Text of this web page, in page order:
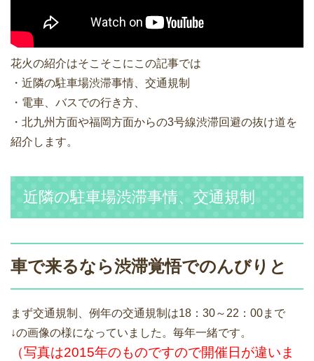
花火の紹介はそこそこにこの記事では
・近隣の駐車場渋滞事情、交通規制
・電車、バスでの行き方、
・北九州方面や福岡方面からの3号線渋滞回避の抜け道を
紹介します。
近隣の駐車場渋滞事情、交通規制
車で来るなら渋滞覚悟でのんびりと
まず交通規制、例年の交通規制は18：30～22：00まで
↓の画像の様になっていました。毎年一緒です。
（写真は2015年のものですので開催日が違いま